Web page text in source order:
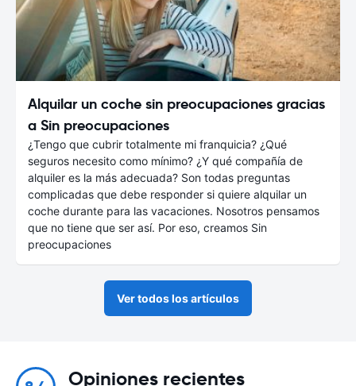
Alquilar un coche sin preocupaciones gracias
a Sin preocupaciones
¿Tengo que cubrir totalmente mi franquicia? ¿Qué
seguros necesito como mínimo? ¿Y qué compañía de
alquiler es la más adecuada? Son todas preguntas
complicadas que debe responder si quiere alquilar un
coche durante para las vacaciones. Nosotros pensamos
que no tiene que ser así. Por eso, creamos Sin
preocupaciones
Ver todos los artículos
Opiniones recientes